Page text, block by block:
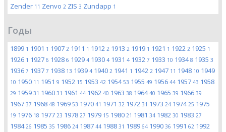
Zender 11 Zenvo 2 ZIS 3 Zundapp 1
Годы
1899 1 1901 1 1907 2 1911 1 1912 2 1913 2 1919 1 1921 1 1922 2 1925 1
1926 1 1927 6 1928 6 1929 4 1930 4 1931 4 1932 7 1933 10 19348 1935 3
1936 7 1937 7 1938 13 1939 4 1940 2 1941 1 1942 2 1947 11 1948 10 1949
10 1950 11 1951 9 1952 15 1953 42 195453 1955 49 1956 44 1957 43 1958
29 1959 31 1960 31 1961 44 1962 40 1963 38 196440 1965 39 1966 39
1967 37 1968 48 1969 53 1970 41 1971 32 1972 31 1973 24 197425 1975
19 1976 18 1977 23 1978 27 1979 15 1980 21 1981 34 1982 30 1983 27
198426 1985 35 1986 24 1987 44 1988 31 1989 64 1990 36 1991 62 1992